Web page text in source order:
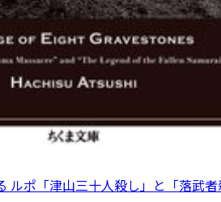
ルポ「津山三十人殺し」と「落武